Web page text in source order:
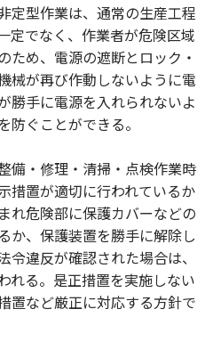
定型作業は、通常の生産工程
定でなく、作業者が危険区域
ため、電源の遮断とロック・
械が再び作動しないように電
勝手に電源を入れられないよ
防ぐことができる。
備・修理・清掃・点検作業時
措置が適切に行われているか
れ危険部に保護カバーなどの
か、保護装置を勝手に解除し
違反が確認された場合は、
れる。是正措置を実施しない
置など厳正に対応する方針で